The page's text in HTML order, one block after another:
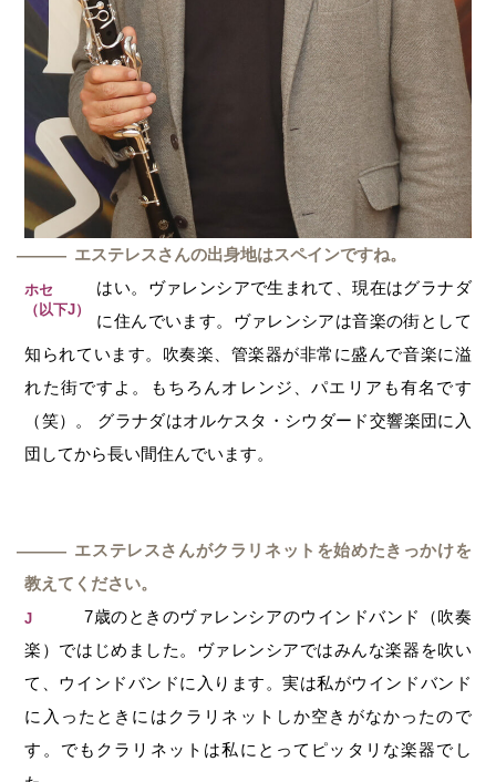
― エステレスさんの出身地はスペインですね。
ホセ
（以下J）
はい。ヴァレンシアで生まれて、現在はグラナダ
に住んでいます。ヴァレンシアは音楽の街として
知られています。吹奏楽、管楽器が非常に盛んで音楽に溢
れた街ですよ。もちろんオレンジ、パエリアも有名です
（笑）。 グラナダはオルケスタ・シウダード交響楽団に入
団してから長い間住んでいます。
― エステレスさんがクラリネットを始めたきっかけを
教えてください。
J
7歳のときのヴァレンシアのウインドバンド（吹奏
楽）ではじめました。ヴァレンシアではみんな楽器を吹い
て、ウインドバンドに入ります。実は私がウインドバンド
に入ったときにはクラリネットしか空きがなかったので
す。でもクラリネットは私にとってピッタリな楽器でし